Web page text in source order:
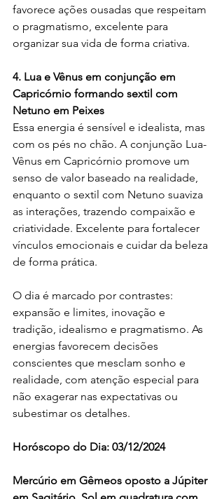
favorece ações ousadas que respeitam
o pragmatismo, excelente para
organizar sua vida de forma criativa.
4. Lua e Vênus em conjunção em
Capricórnio formando sextil com
Netuno em Peixes
Essa energia é sensível e idealista, mas
com os pés no chão. A conjunção Lua-
Vênus em Capricórnio promove um
senso de valor baseado na realidade,
enquanto o sextil com Netuno suaviza
as interações, trazendo compaixão e
criatividade. Excelente para fortalecer
vínculos emocionais e cuidar da beleza
de forma prática.
O dia é marcado por contrastes:
expansão e limites, inovação e
tradição, idealismo e pragmatismo. As
energias favorecem decisões
conscientes que mesclam sonho e
realidade, com atenção especial para
não exagerar nas expectativas ou
subestimar os detalhes.
Horóscopo do Dia: 03/12/2024
Mercúrio em Gêmeos oposto a Júpiter